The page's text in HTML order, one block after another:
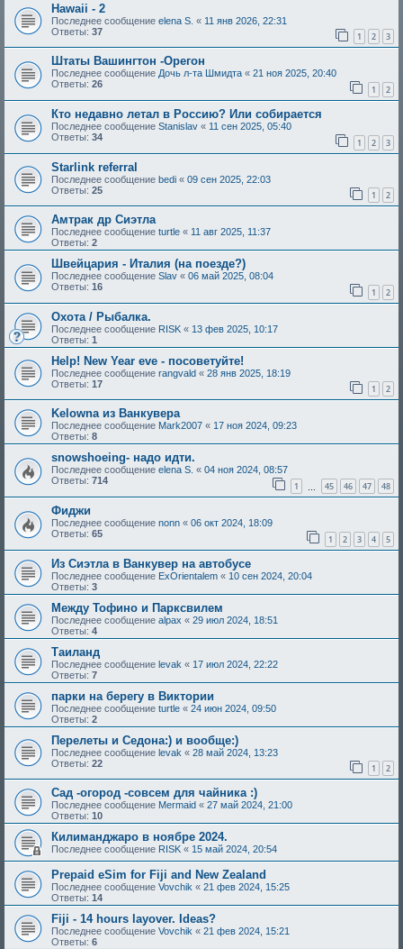
Hawaii - 2
Последнее сообщение elena S. « 11 янв 2026, 22:31
Ответы: 37 1 2 3
Штаты Вашингтон -Орегон
Последнее сообщение Дочь л-та Шмидта « 21 ноя 2025, 20:40
Ответы: 26 1 2
Кто недавно летал в Россию? Или собирается
Последнее сообщение Stanislav « 11 сен 2025, 05:40
Ответы: 34 1 2 3
Starlink referral
Последнее сообщение bedi « 09 сен 2025, 22:03
Ответы: 25 1 2
Амтрак др Сиэтла
Последнее сообщение turtle « 11 авг 2025, 11:37
Ответы: 2
Швейцария - Италия (на поезде?)
Последнее сообщение Slav « 06 май 2025, 08:04
Ответы: 16 1 2
Охота / Рыбалка.
Последнее сообщение RISK « 13 фев 2025, 10:17
Ответы: 1
Help! New Year eve - посоветуйте!
Последнее сообщение rangvald « 28 янв 2025, 18:19
Ответы: 17 1 2
Kelowna из Ванкувера
Последнее сообщение Mark2007 « 17 ноя 2024, 09:23
Ответы: 8
snowshoeing- надо идти.
Последнее сообщение elena S. « 04 ноя 2024, 08:57
Ответы: 714 1 45 46 47 48
Фиджи
Последнее сообщение nonn « 06 окт 2024, 18:09
Ответы: 65 1 2 3 4 5
Из Сиэтла в Ванкувер на автобусе
Последнее сообщение ExOrientalem « 10 сен 2024, 20:04
Ответы: 3
Между Тофино и Парксвилем
Последнее сообщение alpax « 29 июл 2024, 18:51
Ответы: 4
Таиланд
Последнее сообщение levak « 17 июл 2024, 22:22
Ответы: 7
парки на берегу в Виктории
Последнее сообщение turtle « 24 июн 2024, 09:50
Ответы: 2
Перелеты и Седона:) и вообще:)
Последнее сообщение levak « 28 май 2024, 13:23
Ответы: 22 1 2
Сад -огород -совсем для чайника :)
Последнее сообщение Mermaid « 27 май 2024, 21:00
Ответы: 10
Килиманджаро в ноябре 2024.
Последнее сообщение RISK « 15 май 2024, 20:54
Prepaid eSim for Fiji and New Zealand
Последнее сообщение Vovchik « 21 фев 2024, 15:25
Ответы: 14
Fiji - 14 hours layover. Ideas?
Последнее сообщение Vovchik « 21 фев 2024, 15:21
Ответы: 6